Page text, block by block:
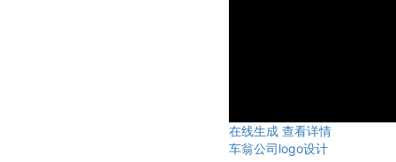
在线生成 查看详情
车翁公司logo设计